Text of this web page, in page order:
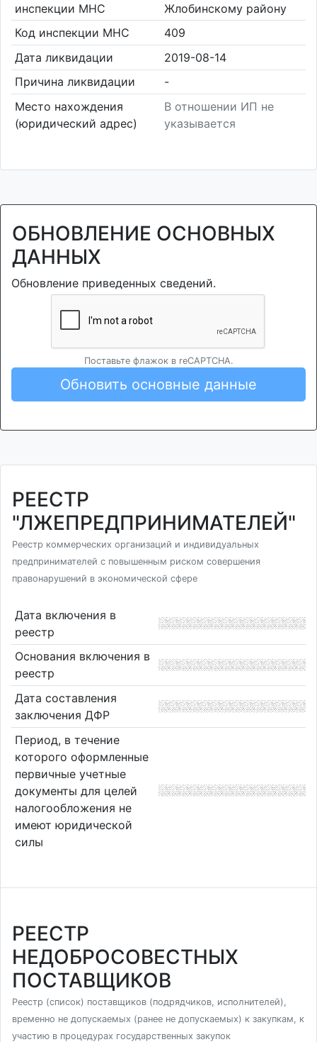
инспекции МНС
Жлобинскому району
Код инспекции МНС
409
Дата ликвидации
2019-08-14
Причина ликвидации
-
Место нахождения
(юридический адрес)
В отношении ИП не
указывается
ОБНОВЛЕНИЕ ОСНОВНЫХ
ДАННЫХ
Обновление приведенных сведений.
Поставьте флажок в reCAPTCHA.
Обновить основные данные
РЕЕСТР
"ЛЖЕПРЕДПРИНИМАТЕЛЕЙ"
Реестр коммерческих организаций и индивидуальных
предпринимателей с повышенным риском совершения
правонарушений в экономической сфере
Дата включения в
реестр
Основания включения в
реестр
Дата составления
заключения ДФР
Период, в течение
которого оформленные
первичные учетные
документы для целей
налогообложения не
имеют юридической
силы
РЕЕСТР
НЕДОБРОСОВЕСТНЫХ
ПОСТАВЩИКОВ
Реестр (список) поставщиков (подрядчиков, исполнителей),
временно не допускаемых (ранее не допускаемых) к закупкам, к
участию в процедурах государственных закупок